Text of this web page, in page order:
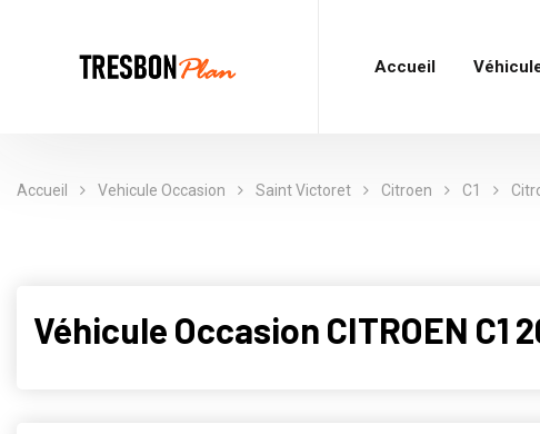
Accueil
Accueil Vehicule Occasion Saint Victoret Citroen C1
Véhicule Occasion CITROEN